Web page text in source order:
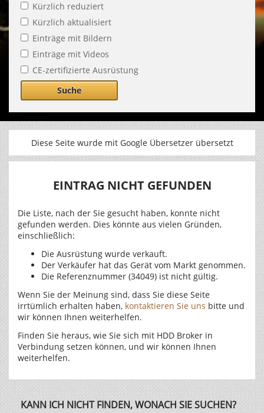
Kürzlich reduziert
Kürzlich aktualisiert
Einträge mit Bildern
Einträge mit Videos
CE-zertifizierte Ausrüstung
Suche
Diese Seite wurde mit Google Übersetzer übersetzt
EINTRAG NICHT GEFUNDEN
Die Liste, nach der Sie gesucht haben, konnte nicht
gefunden werden. Dies könnte aus vielen Gründen,
einschließlich:
Die Ausrüstung wurde verkauft.
Der Verkäufer hat das Gerät vom Markt genommen.
Die Referenznummer (34049) ist nicht gültig.
Wenn Sie der Meinung sind, dass Sie diese Seite
irrtümlich erhalten haben, kontaktieren Sie uns bitte und
wir können Ihnen weiterhelfen.
Finden Sie heraus, wie Sie sich mit HDD Broker in
Verbindung setzen können, und wir können Ihnen
weiterhelfen.
KANN ICH NICHT FINDEN, WONACH SIE SUCHEN?